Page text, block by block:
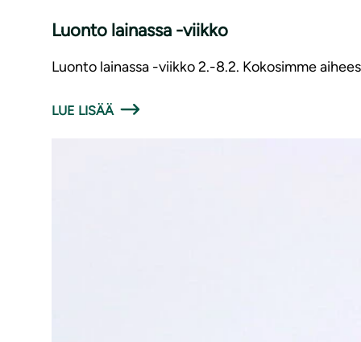
Luonto lainassa -viikko
Luonto lainassa -viikko 2.-8.2. Kokosimme
LUE LISÄÄ